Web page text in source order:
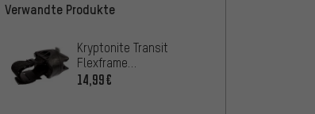
Verwandte Produkte
Kryptonite Transit
Flexframe
Schlosshalterung
14,99€